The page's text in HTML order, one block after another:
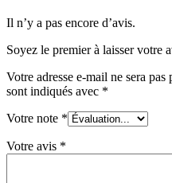
Il n’y a pas encore d’avis.
Soyez le premier à laisser votre
Votre adresse e-mail ne sera pas
sont indiqués avec *
Votre note *
Votre avis *